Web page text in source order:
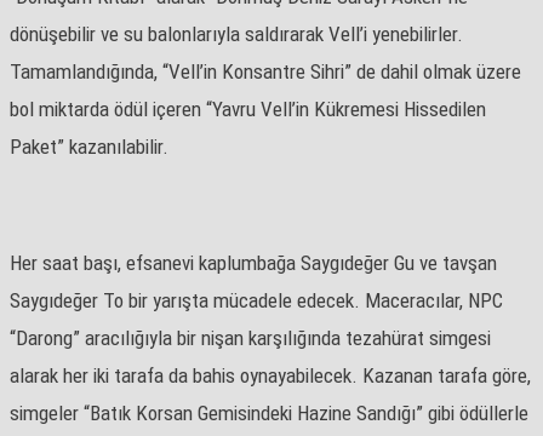
dönüşebilir ve su balonlarıyla saldırarak Vell’i yenebilirler.
Tamamlandığında, “Vell’in Konsantre Sihri” de dahil olmak üzere
bol miktarda ödül içeren “Yavru Vell’in Kükremesi Hissedilen
Paket” kazanılabilir.
Her saat başı, efsanevi kaplumbağa Saygıdeğer Gu ve tavşan
Saygıdeğer To bir yarışta mücadele edecek. Maceracılar, NPC
“Darong” aracılığıyla bir nişan karşılığında tezahürat simgesi
alarak her iki tarafa da bahis oynayabilecek. Kazanan tarafa göre,
simgeler “Batık Korsan Gemisindeki Hazine Sandığı” gibi ödüllerle